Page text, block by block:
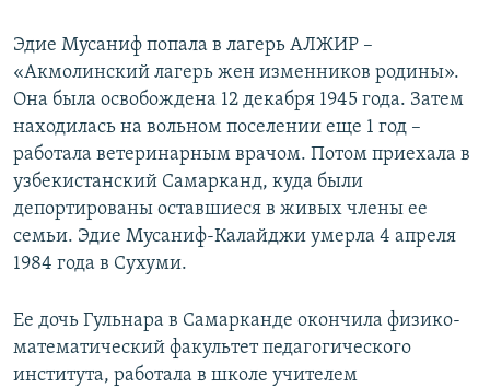
Эдие Мусаниф попала в лагерь АЛЖИР –
«Акмолинский лагерь жен изменников родины».
Она была освобождена 12 декабря 1945 года. Затем
находилась на вольном поселении еще 1 год –
работала ветеринарным врачом. Потом приехала в
узбекистанский Самарканд, куда были
депортированы оставшиеся в живых члены ее
семьи. Эдие Мусаниф-Калайджи умерла 4 апреля
1984 года в Сухуми.
Ее дочь Гульнара в Самарканде окончила физико-
математический факультет педагогического
института, работала в школе учителем